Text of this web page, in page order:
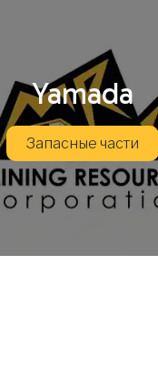
Yamada
Запасные части